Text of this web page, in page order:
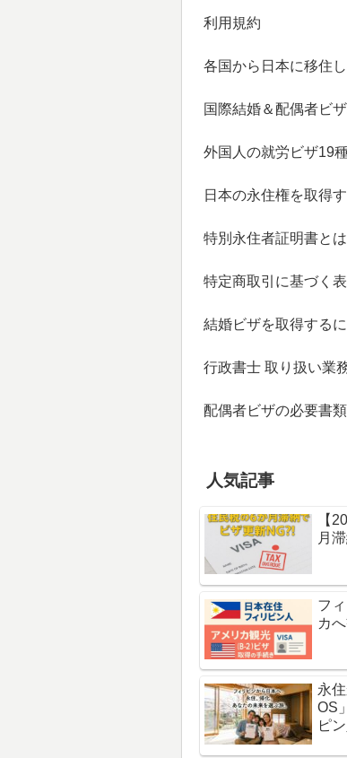
利用規約
各国から日本に移住
国際結婚＆配偶者ビ
外国人の就労ビザ19
日本の永住権を取得
特別永住者証明書とは
特定商取引に基づく
結婚ビザを取得する
行政書士 取り扱い業
配偶者ビザの必要書類
人気記事
【
月
フ
カ
永
OS
ピ